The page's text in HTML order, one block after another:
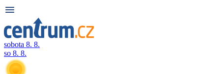
sobota 8. 8.
so 8. 8.